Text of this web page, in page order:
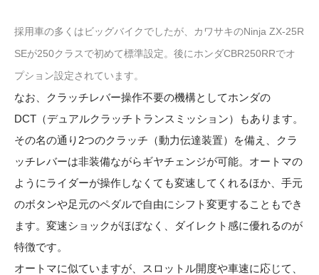
採用車の多くはビッグバイクでしたが、カワサキのNinja ZX-25R
SEが250クラスで初めて標準設定。後にホンダCBR250RRでオ
プション設定されています。
なお、クラッチレバー操作不要の機構としてホンダの
DCT（デュアルクラッチトランスミッション）もあります。
その名の通り2つのクラッチ（動力伝達装置）を備え、クラ
ッチレバーは非装備ながらギヤチェンジが可能。オートマの
ようにライダーが操作しなくても変速してくれるほか、手元
のボタンや足元のペダルで自由にシフト変更することもでき
ます。変速ショックがほぼなく、ダイレクト感に優れるのが
特徴です。
オートマに似ていますが、スロットル開度や車速に応じて、